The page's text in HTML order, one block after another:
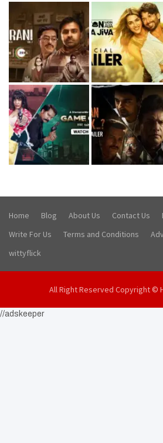
Home Blog About Us Contact Us
Write For Us
Terms and Conditions
wittyflick
All Right Reserved Copyright ©
//adskeeper